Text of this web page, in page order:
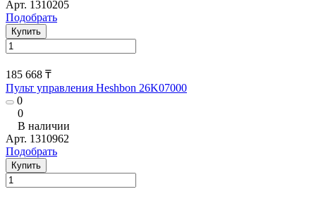
Арт. 1310205
Подобрать
Купить
185 668 ₸
Пульт управления Heshbon 26K07000
0
0
В наличии
Арт. 1310962
Подобрать
Купить